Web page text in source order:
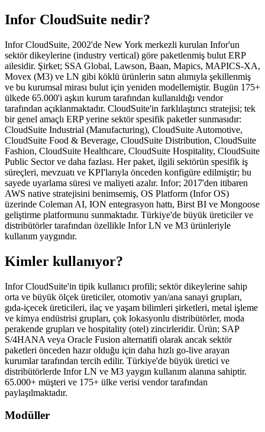
Infor CloudSuite nedir?
Infor CloudSuite, 2002'de New York merkezli kurulan Infor'un
sektör dikeylerine (industry vertical) göre paketlenmiş bulut ERP
ailesidir. Şirket; SSA Global, Lawson, Baan, Mapics, MAPICS-XA,
Movex (M3) ve LN gibi köklü ürünlerin satın alımıyla şekillenmiş
ve bu kurumsal mirası bulut için yeniden modellemiştir. Bugün 175+
ülkede 65.000'i aşkın kurum tarafından kullanıldığı vendor
tarafından açıklanmaktadır. CloudSuite'in farklılaştırıcı stratejisi; tek
bir genel amaçlı ERP yerine sektör spesifik paketler sunmasıdır:
CloudSuite Industrial (Manufacturing), CloudSuite Automotive,
CloudSuite Food & Beverage, CloudSuite Distribution, CloudSuite
Fashion, CloudSuite Healthcare, CloudSuite Hospitality, CloudSuite
Public Sector ve daha fazlası. Her paket, ilgili sektörün spesifik iş
süreçleri, mevzuatı ve KPI'larıyla önceden konfigüre edilmiştir; bu
sayede uyarlama süresi ve maliyeti azalır. Infor; 2017'den itibaren
AWS native stratejisini benimsemiş, OS Platform (Infor OS)
üzerinde Coleman AI, ION entegrasyon hattı, Birst BI ve Mongoose
geliştirme platformunu sunmaktadır. Türkiye'de büyük üreticiler ve
distribütörler tarafından özellikle Infor LN ve M3 ürünleriyle
kullanım yaygındır.
Kimler kullanıyor?
Infor CloudSuite'in tipik kullanıcı profili; sektör dikeylerine sahip
orta ve büyük ölçek üreticiler, otomotiv yan/ana sanayi grupları,
gıda-içecek üreticileri, ilaç ve yaşam bilimleri şirketleri, metal işleme
ve kimya endüstrisi grupları, çok lokasyonlu distribütörler, moda
perakende grupları ve hospitality (otel) zincirleridir. Ürün; SAP
S/4HANA veya Oracle Fusion alternatifi olarak ancak sektör
paketleri önceden hazır olduğu için daha hızlı go-live arayan
kurumlar tarafından tercih edilir. Türkiye'de büyük üretici ve
distribütörlerde Infor LN ve M3 yaygın kullanım alanına sahiptir.
65.000+ müşteri ve 175+ ülke verisi vendor tarafından
paylaşılmaktadır.
Modüller